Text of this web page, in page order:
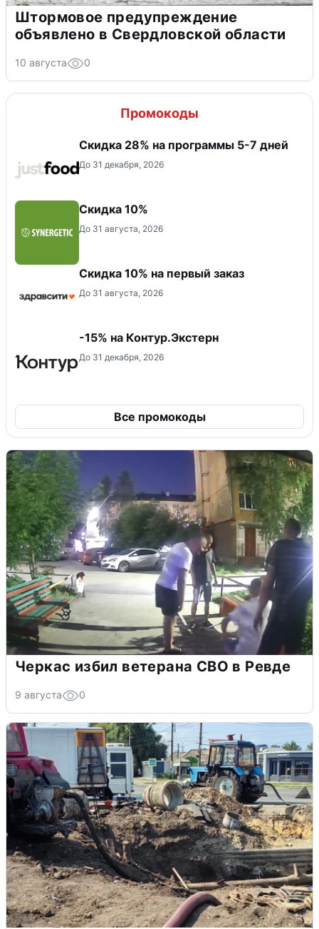
Штормовое предупреждение
объявлено в Свердловской области
10 августа 0
Промокоды
Скидка 28% на программы 5-7 дней
До 31 декабря, 2026
Скидка 10%
До 31 августа, 2026
Скидка 10% на первый заказ
До 31 августа, 2026
-15% на Контур.Экстерн
До 31 декабря, 2026
Все промокоды
Черкас избил ветерана СВО в Ревде
9 августа 0